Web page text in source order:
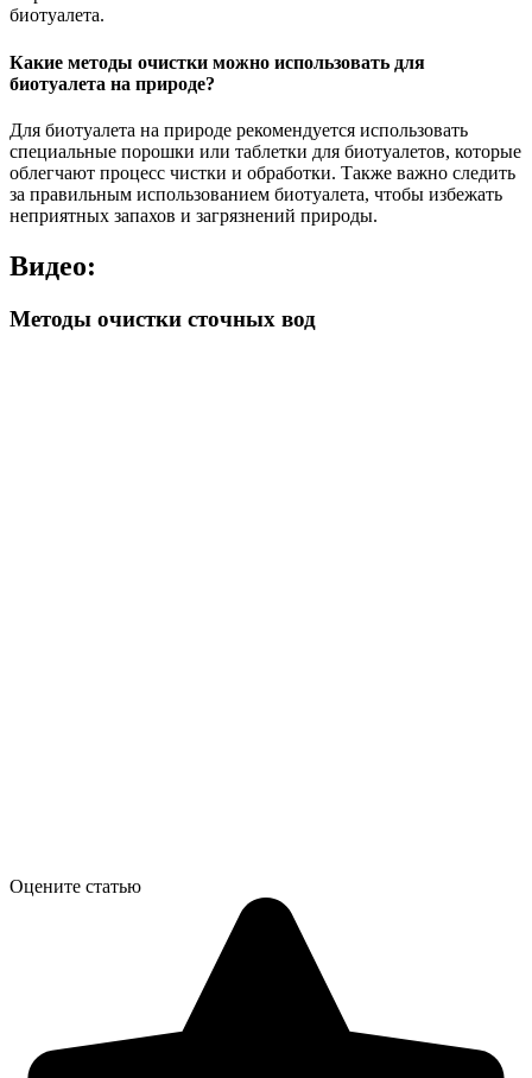
биотуалета.
Какие методы очистки можно использовать для
биотуалета на природе?
Для биотуалета на природе рекомендуется использовать
специальные порошки или таблетки для биотуалетов, которые
облегчают процесс чистки и обработки. Также важно следить
за правильным использованием биотуалета, чтобы избежать
неприятных запахов и загрязнений природы.
Видео:
Методы очистки сточных вод
Оцените статью